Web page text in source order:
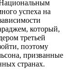
Национальным
успеха на
который,
третьей
поэтому
призванные
странах.